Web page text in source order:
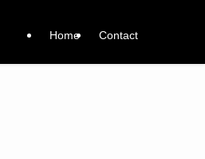
Home Contact